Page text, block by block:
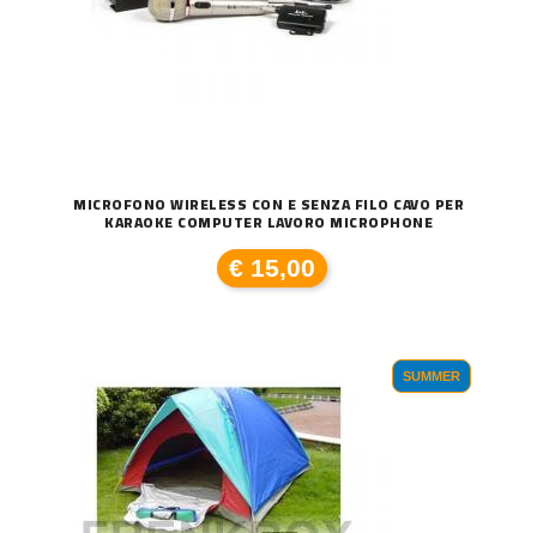
MICROFONO WIRELESS CON E SENZA FILO CAVO PER
KARAOKE COMPUTER LAVORO MICROPHONE
€ 15,00
SUMMER